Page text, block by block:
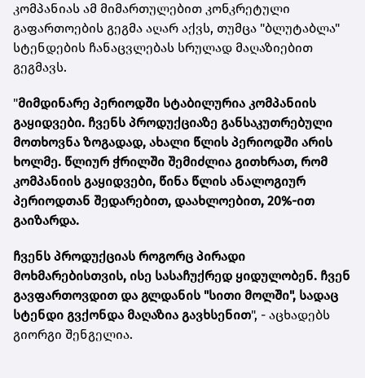
კომპანიას ამ მიმართულებით კონკრეტული
გაფართოების გეგმა აღარ აქვს, თუმცა "ბლუტაბლა"
სტენდების ჩანაცვლებას სრულად მაღაზიებით
გეგმავს.
"მიმდინარე პერიოდში სტაბილურია კომპანიის
გაყიდვები. ჩვენს პროდუქციაზე განსაკუთრებული
მოთხოვნა ზოგადად, ახალი წლის პერიოდში არის
ხოლმე. წლიურ ჭრილში შემიძლია გითხრათ, რომ
კომპანიის გაყიდვები, წინა წლის ანალოგიურ
პერიოდთან შედარებით, დაახლოებით, 20%-ით
გაიზარდა.
ჩვენს პროდუქციას როგორც პირადი
მოხმარებისთვის, ისე სასაჩუქრედ ყიდულობენ. ჩვენ
გავფართოვდით და გლდანის "სითი მოლში", სადაც
სტენდი გვქონდა მაღაზია გავხსენით", - აცხადებს
გიორგი შენგელია.